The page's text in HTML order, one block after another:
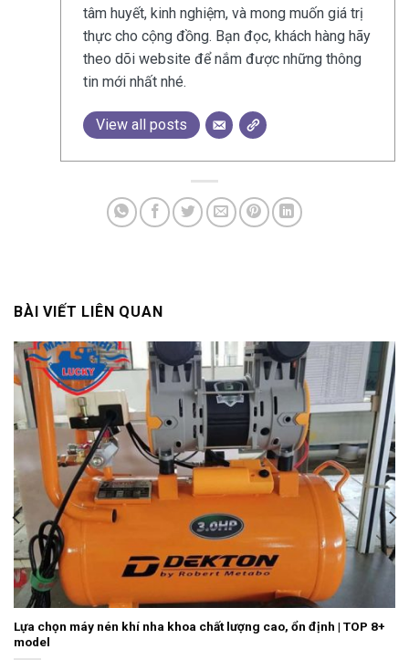
tâm huyết, kinh nghiệm, và mong muốn giá trị
thực cho cộng đồng. Bạn đọc, khách hàng hãy
theo dõi website để nắm được những thông
tin mới nhất nhé.
View all posts
BÀI VIẾT LIÊN QUAN
Lựa chọn máy nén khí nha khoa chất lượng cao, ổn định | TOP 8+
model